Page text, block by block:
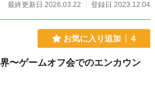
最終更新日 2026.03.22
登録日 2023.12.04
お気に入り追加 4
〜ゲームオフ会でのエンカウン